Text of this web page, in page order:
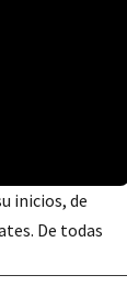
inicios, de
De todas